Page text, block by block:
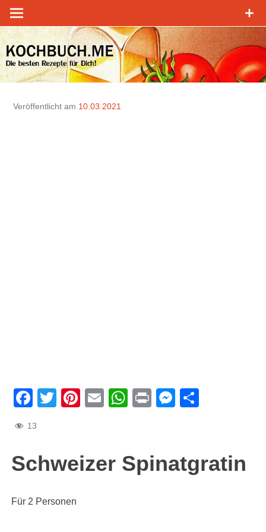
Zum
Inhalt
springen
Veröffentlicht am 10.03.2021
Facebook
TwitterPinterest
EmailWhatsApp
Print
13
Schweizer Spinatgratin
Für 2 Personen